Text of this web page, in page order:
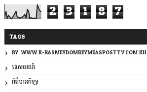
2 3 1 8 7
TAGS
BY: WWW.K-RASMEYDOMREYMEASPOSTTV.COM.KH
ទេសចរណ៍
ព័ត៌មានកីឡា